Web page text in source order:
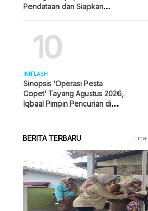
Pendataan dan Siapkan
10
INIFLASH
Sinopsis ‘Operasi Pesta
Copet’ Tayang Agustus 2026,
Iqbaal Pimpin Pencurian di
BERITA TERBARU